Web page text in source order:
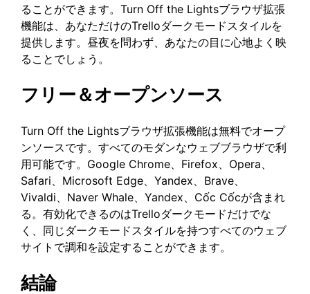
ることができます。Turn Off the Lightsブラウザ拡張
機能は、あなただけのTrelloダークモードスタイルを
提供します。昼夜を問わず、あなたの目に心地よく映
ることでしょう。
フリー＆オープンソース
Turn Off the Lightsブラウザ拡張機能は無料でオープ
ンソースです。すべてのモダンなウェブブラウザで利
用可能です。Google Chrome、Firefox、Opera、
Safari、Microsoft Edge、Yandex、Brave、
Vivaldi、Naver Whale、Yandex、Cốc Cốcが含まれ
る。有効化できるのはTrelloダークモードだけでな
く、同じダークモードスタイルを持つすべてのウェブ
サイトで調和を設定することができます。
結論